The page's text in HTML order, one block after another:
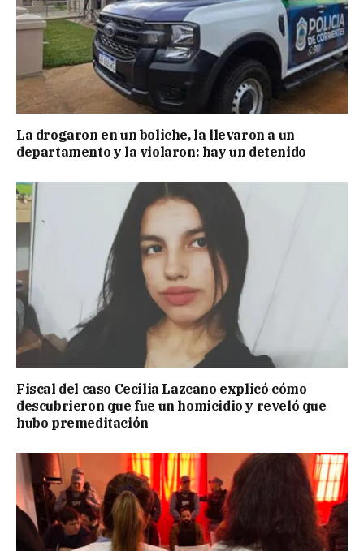
La drogaron en un boliche, la llevaron a un
departamento y la violaron: hay un detenido
Fiscal del caso Cecilia Lazcano explicó cómo
descubrieron que fue un homicidio y reveló que
hubo premeditación